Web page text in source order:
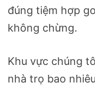
đúng tiệm hợp
không chừng.
Khu vực chúng
nhà trọ bao